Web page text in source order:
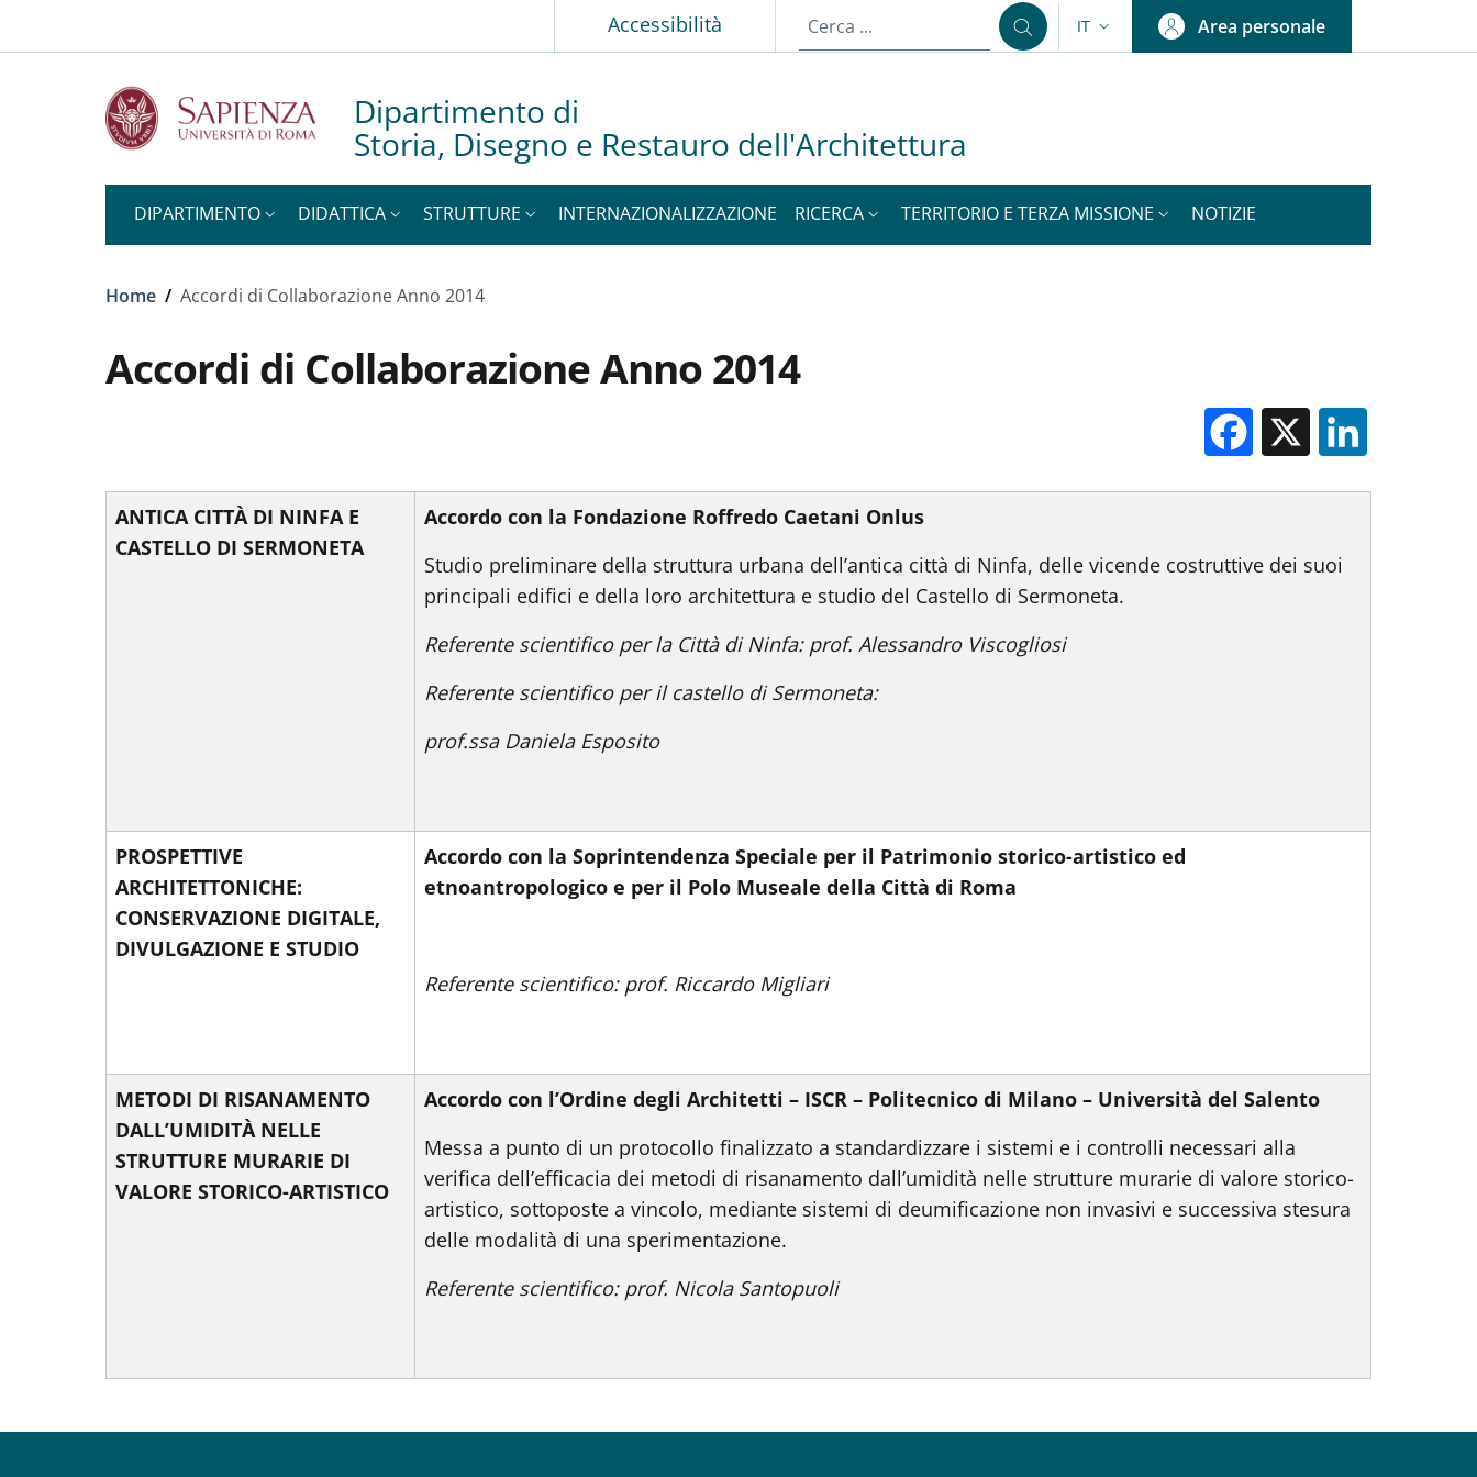
Accessibilità SELETTORE LINGUA: CURRENT LANGUAGE
IT Area personale
Dipartimento di
Storia, Disegno e Restauro dell'Architettura
DIPARTIMENTO DIDATTICA STRUTTURE INTERNAZIONALIZZAZIONE RICERCA TERRITORIO E TERZA MISSIONE NOTIZIE
Briciole di pane
Home / Accordi di Collaborazione Anno 2014
Accordi di Collaborazione Anno 2014
Facebook
X
ANTICA CITTÀ DI NINFA E
CASTELLO DI SERMONETA
Accordo con la Fondazione Roffredo Caetani Onlus
Studio preliminare della struttura urbana dell’antica città di Ninfa, delle vicende costruttive dei suoi
principali edifici e della loro architettura e studio del Castello di Sermoneta.
Referente scientifico per la Città di Ninfa: prof. Alessandro Viscogliosi
Referente scientifico per il castello di Sermoneta:
prof.ssa Daniela Esposito
PROSPETTIVE
ARCHITETTONICHE:
CONSERVAZIONE DIGITALE,
DIVULGAZIONE E STUDIO
Accordo con la Soprintendenza Speciale per il Patrimonio storico-artistico ed
etnoantropologico e per il Polo Museale della Città di Roma
Referente scientifico: prof. Riccardo Migliari
METODI DI RISANAMENTO
DALL’UMIDITÀ NELLE
STRUTTURE MURARIE DI
VALORE STORICO-ARTISTICO
Accordo con l’Ordine degli Architetti – ISCR – Politecnico di Milano – Università del Salento
Messa a punto di un protocollo finalizzato a standardizzare i sistemi e i controlli necessari alla
verifica dell’efficacia dei metodi di risanamento dall’umidità nelle strutture murarie di valore storico-
artistico, sottoposte a vincolo, mediante sistemi di deumificazione non invasivi e successiva stesura
delle modalità di una sperimentazione.
Referente scientifico: prof. Nicola Santopuoli